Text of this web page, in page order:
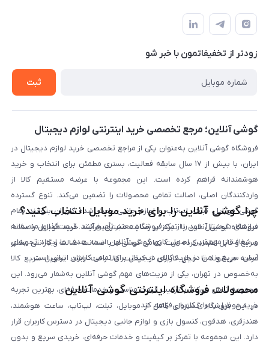
حساب کاربری
حریم خصوصی
بلاگ
نحوه خرید از گوشی آنلاین
شرایط ضمانت هفت روزه
روش ارسال کالا در گوشی آنلاین
روش بازگردانی کالا
زودتر از تخفیفاتمون با خبر شو
ثبت
گوشی آنلاین؛ مرجع تخصصی خرید اینترنتی لوازم دیجیتال
فروشگاه گوشی آنلاین به‌عنوان یکی از مراجع تخصصی خرید لوازم دیجیتال در
ایران، با بیش از ۱۷ سال سابقه فعالیت، بستری مطمئن برای انتخاب و خرید
هوشمندانه فراهم کرده است. این مجموعه با عرضه مستقیم کالا از
واردکنندگان اصلی، اصالت تمامی محصولات را تضمین می‌کند. تنوع گسترده
گوشی موبایل، تبلت، لپ‌تاپ و لوازم جانبی باعث شده کاربران بتوانند تمام
نیازهای دیجیتال خود را از یک فروشگاه معتبر تأمین کنند. قیمت‌گذاری منصفانه
و شفاف از مهم‌ترین اصول کاری گوشی آنلاین است. هدف ما ایجاد تجربه‌ای
آسان، سریع و امن در خرید کالای دیجیتال برای تمامی کاربران ایرانی است.
چرا گوشی آنلاین را برای خرید موبایل انتخاب کنید؟
فروشگاه گوشی آنلاین با تمرکز بر رضایت مشتری، فرآیند خرید موبایل را ساده،
سریع و قابل اعتماد کرده است. تمامی گوشی‌ها با ضمانت اصالت و گارانتی معتبر
عرضه می‌شوند تا خیال کاربران از کیفیت کالا راحت باشد. تحویل سریع کالا
به‌خصوص در تهران، یکی از مزیت‌های مهم گوشی آنلاین به‌شمار می‌رود. این
مجموعه تلاش می‌کند با ترکیب قیمت مناسب و خدمات حرفه‌ای، بهترین تجربه
خرید موبایل را برای کاربران فراهم کند.
محصولات فروشگاه اینترنتی گوشی آنلاین
در این فروشگاه گستره‌ای کامل از موبایل، تبلت، لپ‌تاپ، ساعت هوشمند،
هندزفری، هدفون، کنسول بازی و لوازم جانبی دیجیتال در دسترس کاربران قرار
دارد. این مجموعه با تمرکز بر کیفیت و خدمات حرفه‌ای، خریدی سریع و بدون